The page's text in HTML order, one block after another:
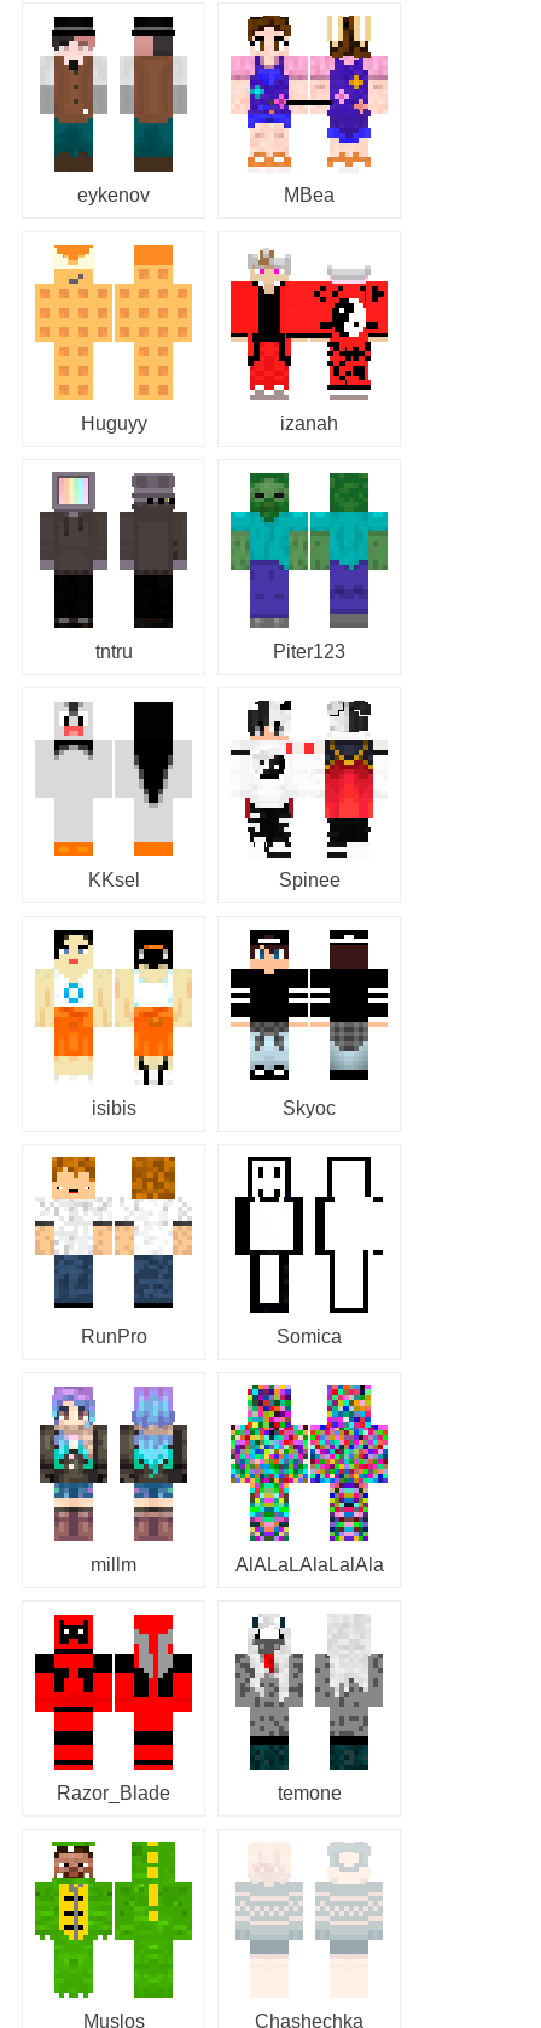
eykenov MBea
Huguyy izanah
tntru Piter123
KKsel Spinee
isibis Skyoc
RunPro Somica
millm AlALaLAlaLalAla
Razor_Blade temone
Muslos Chashechka